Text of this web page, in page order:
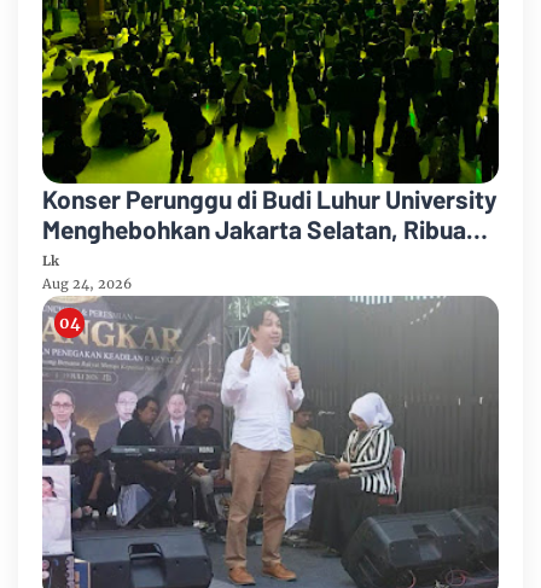
Konser Perunggu di Budi Luhur University
Menghebohkan Jakarta Selatan, Ribuan
Penonton Larut dalam Euforia!
Lk
Aug 24, 2026